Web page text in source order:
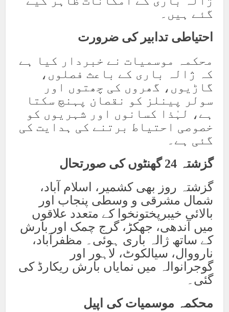
گئے ہیں۔
احتیاطی تدابیر کی ضرورت
محکمہ موسمیات نے خبردار کیا ہے
کہ ژالہ باری کے باعث فصلوں،
گاڑیوں، گھروں کی چھتوں اور
سولر پینلز کو نقصان پہنچ سکتا
ہے، لہٰذا کسانوں اور شہریوں کو
خصوصی احتیاط برتنے کی ہدایت کی
گئی ہے۔
گزشتہ 24 گھنٹوں کی صورتحال
گزشتہ روز بھی کشمیر، اسلام آباد،
شمال مشرقی و وسطی پنجاب اور
بالائی خیبرپختونخوا کے متعدد علاقوں
میں آندھی، جھکڑ، گرج چمک اور بارش
کے ساتھ ژالہ باری ہوئی۔ مظفرآباد،
نارووال، سیالکوٹ، لاہور اور
گوجرانوالہ میں نمایاں بارش ریکارڈ کی
گئی۔
محکمہ موسمیات کی اپیل